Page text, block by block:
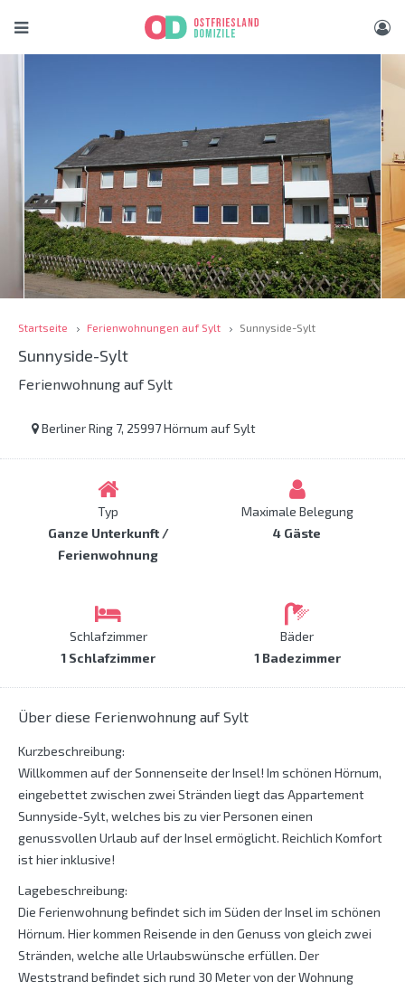
Startseite Ferienwohnungen auf Sylt Sunnyside-Sylt
Sunnyside-Sylt
Ferienwohnung auf Sylt
Berliner Ring 7, 25997 Hörnum auf Sylt
Typ
Ganze Unterkunft /
Ferienwohnung
Maximale Belegung
4 Gäste
Schlafzimmer
1 Schlafzimmer
Bäder
1 Badezimmer
Über diese Ferienwohnung auf Sylt
Kurzbeschreibung:
Willkommen auf der Sonnenseite der Insel! Im schönen Hörnum,
eingebettet zwischen zwei Stränden liegt das Appartement
Sunnyside-Sylt, welches bis zu vier Personen einen
genussvollen Urlaub auf der Insel ermöglicht. Reichlich Komfort
ist hier inklusive!
Lagebeschreibung:
Die Ferienwohnung befindet sich im Süden der Insel im schönen
Hörnum. Hier kommen Reisende in den Genuss von gleich zwei
Stränden, welche alle Urlaubswünsche erfüllen. Der
Weststrand befindet sich rund 30 Meter von der Wohnung